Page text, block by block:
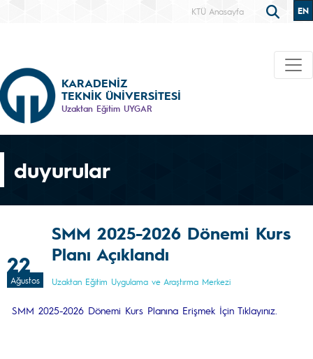
KTÜ Anasayfa EN
KARADENİZ
TEKNİK ÜNİVERSİTESİ
Uzaktan Eğitim UYGAR
duyurular
22
Ağustos
SMM 2025-2026 Dönemi Kurs
Planı Açıklandı
Uzaktan Eğitim Uygulama ve Araştırma Merkezi
SMM 2025-2026 Dönemi Kurs Planına Erişmek İçin Tıklayınız.